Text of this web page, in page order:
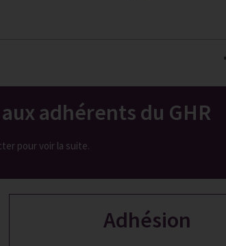
adhérents du GHR
pour voir la suite.
Adhésion